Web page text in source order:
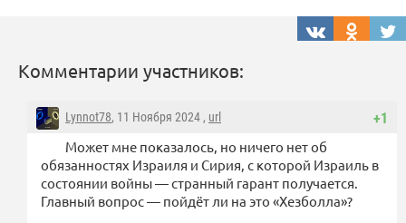
Комментарии участников:
+1
Lynnot78, 11 Ноября 2024 , url
Может мне показалось, но ничего нет об
обязанностях Израиля и Сирия, с которой Израиль в
состоянии войны — странный гарант получается.
Главный вопрос — пойдёт ли на это «Хезболла»?